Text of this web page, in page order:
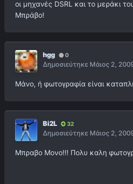
οι μηχανές DSRL και το μεράκι
Μπράβο!
hgg 0
Δημοσιεύτηκε Μάιος 2,
Μάνο, ή φωτογραφία είναι
Bi2L 32
Δημοσιεύτηκε Μάιος 2,
Μπραβο Μονο!!! Πολυ καλη